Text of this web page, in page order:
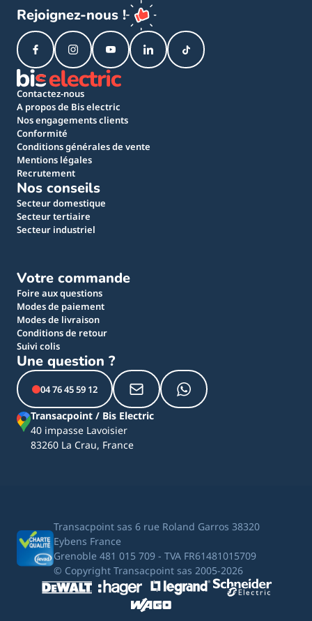
Rejoignez-nous !
Contactez-nous
A propos de Bis electric
Nos engagements clients
Conformité
Conditions générales de vente
Mentions légales
Recrutement
Nos conseils
Secteur domestique
Secteur tertiaire
Secteur industriel
Votre commande
Foire aux questions
Modes de paiement
Modes de livraison
Conditions de retour
Suivi colis
Une question ?
04 76 45 59 12
Transacpoint / Bis Electric
40 impasse Lavoisier
83260 La Crau, France
Transacpoint sas 6 rue Roland Garros 38320
Eybens France
Grenoble 481 015 709 - TVA FR61481015709
© Copyright Transacpoint sas 2005-2026